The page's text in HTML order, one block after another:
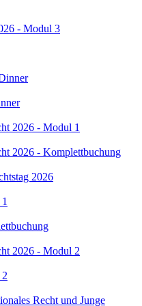
- Modul 3
2026 - Modul 1
2026 - Komplettbuchung
2026
2026 - Modul 2
Recht und Junge